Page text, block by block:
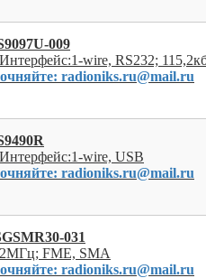
009
wire, RS232;
radioniks.ru@mail.ru
wire, USB
radioniks.ru@mail.ru
031
FME, SMA
radioniks.ru@mail.ru